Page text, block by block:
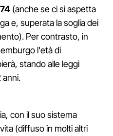
(anche se ci si aspetta
e, superata la soglia dei
Per contrasto, in
l'età di
stando alle leggi
anni.
con il suo sistema
(diffuso in molti altri